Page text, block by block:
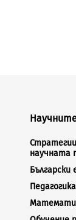
научната
Педагогика